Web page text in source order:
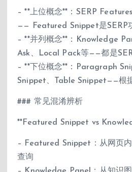
– **上位概念**：SERP
—— Featured Snippet是SERP
– **并列概念**：Knowledge
Ask、Local Pack等——都是
– **下位概念**：Paragraph
Snippet、Table Snippet——根
### 常见混淆辨析
**Featured Snippet vs
– Featured Snippet：从网页
查询